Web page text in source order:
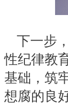
下一步
性纪律教
基础，筑
想腐的良